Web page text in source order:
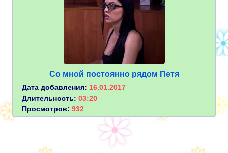
Со мной постоянно рядом Петя
Дата добавления: 16.01.2017
Длительность: 03:20
Просмотров: 932